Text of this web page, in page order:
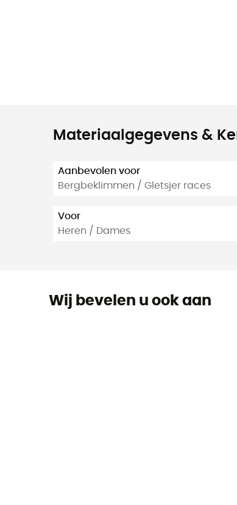
Materiaalgegevens &
Aanbevolen voor
Bergbeklimmen / Gletsjer races
Voor
Heren / Dames
Wij bevelen u ook aan